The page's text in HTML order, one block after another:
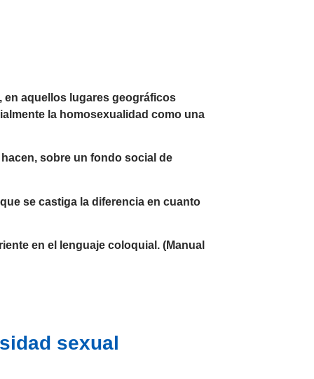
en aquellos lugares geográficos
la homosexualidad como una
sobre un fondo social de
se castiga la diferencia en cuanto
en el lenguaje coloquial. (Manual
sexual